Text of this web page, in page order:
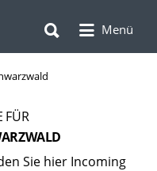
Menü
FÜR
Sie hier Incoming